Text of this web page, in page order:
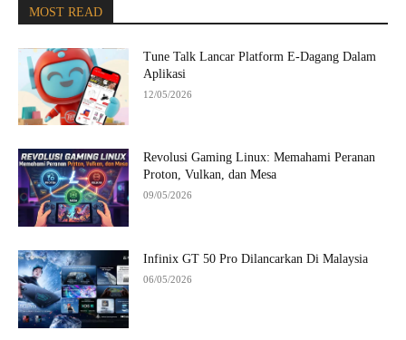
MOST READ
Tune Talk Lancar Platform E-Dagang Dalam
Aplikasi
12/05/2026
Revolusi Gaming Linux: Memahami Peranan
Proton, Vulkan, dan Mesa
09/05/2026
Infinix GT 50 Pro Dilancarkan Di Malaysia
06/05/2026